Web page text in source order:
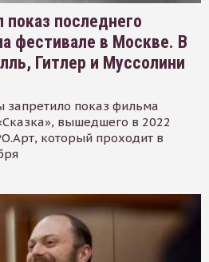
показ последнего
фестивале в Москве. В
Гитлер и Муссолини
запретило показ фильма
вышедшего в 2022
который проходит в